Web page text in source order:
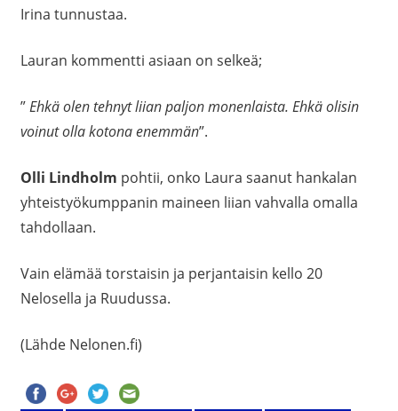
Irina tunnustaa.
Lauran kommentti asiaan on selkeä;
”Ehkä olen tehnyt liian paljon monenlaista. Ehkä olisin
voinut olla kotona enemmän”.
Olli Lindholm pohtii, onko Laura saanut hankalan
yhteistyökumppanin maineen liian vahvalla omalla
tahdollaan.
Vain elämää torstaisin ja perjantaisin kello 20
Nelosella ja Ruudussa.
(Lähde Nelonen.fi)